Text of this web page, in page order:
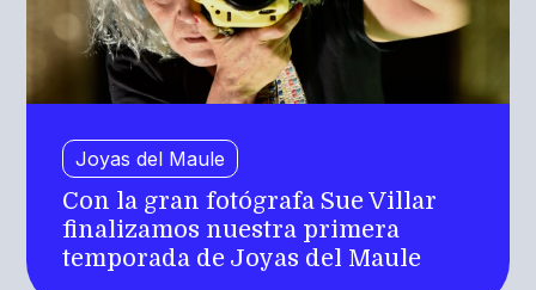
Joyas del Maule
Con la gran fotógrafa Sue Villar
finalizamos nuestra primera
temporada de Joyas del Maule